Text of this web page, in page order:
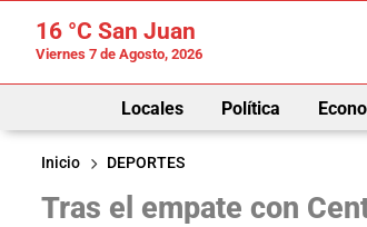
16 °C San Juan
Viernes 7 de Agosto, 2026
Locales Política
Inicio
DEPORTES
Tras el empate con